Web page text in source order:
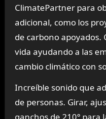
ClimatePartner para
adicional, como los
de carbono
vida ayudando a las
cambio climático con
Increíble sonido que
de personas. Girar,